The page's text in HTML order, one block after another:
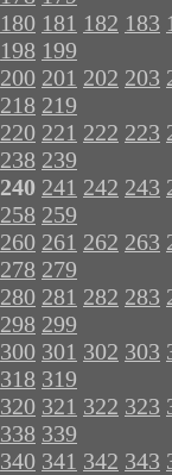
180 181 182 183
198 199
200 201 202 203
218 219
220 221 222 223
238 239
240 241 242 243
258 259
260 261 262 263
278 279
280 281 282 283
298 299
300 301 302 303
318 319
320 321 322 323
338 339
340 341 342 343